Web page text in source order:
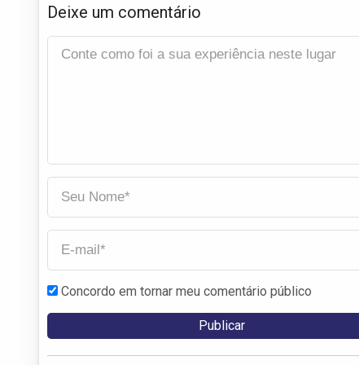
Deixe um comentário
Concordo em tornar meu comentário público